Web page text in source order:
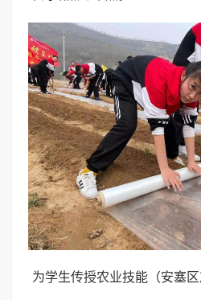
为学生传授农业技能（安塞区